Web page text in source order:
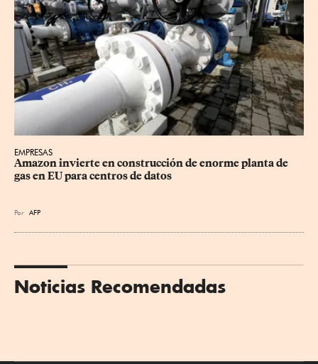
EMPRESAS
Amazon invierte en construcción de enorme planta de
gas en EU para centros de datos
Por AFP
Noticias Recomendadas